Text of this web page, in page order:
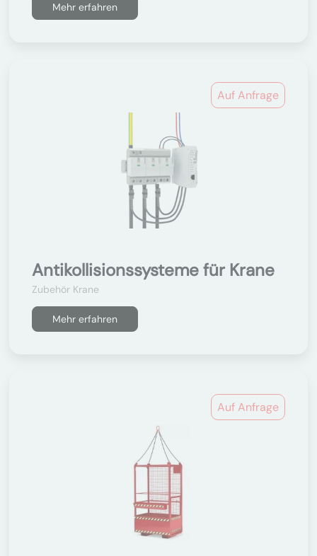
Mehr erfahren
Auf Anfrage
Antikollisionssysteme für Krane
Zubehör Krane
Mehr erfahren
Auf Anfrage